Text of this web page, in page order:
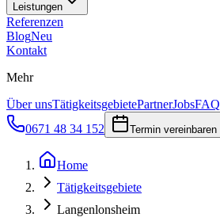
Leistungen
Referenzen
BlogNeu
Kontakt
Mehr
Über unsTätigkeitsgebietePartnerJobsFAQ
0671 48 34 152
Termin vereinbaren
Home
Tätigkeitsgebiete
Langenlonsheim